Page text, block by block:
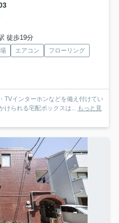
徒歩19分
エアコン
フローリング
TVインターホンなどを備え付けてい
けられる宅配ボックスは... もっと見